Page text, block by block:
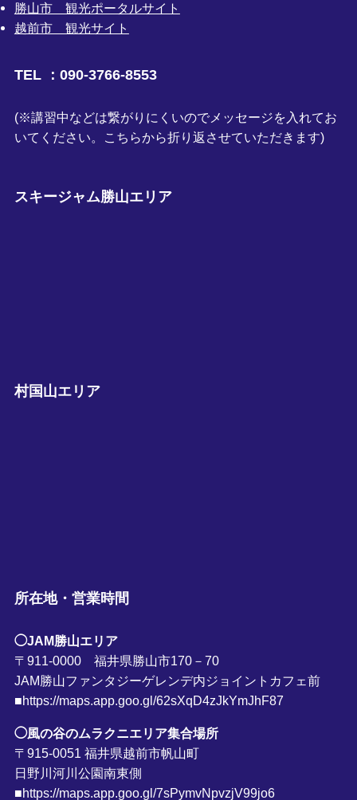
勝山市 観光ポータルサイト
越前市 観光サイト
TEL ：090-3766-8553
(※講習中などは繋がりにくいのでメッセージを入れてお
いてください。こちらから折り返させていただきます)
スキージャム勝山エリア
村国山エリア
所在地・営業時間
◯JAM勝山エリア
〒911-0000 福井県勝山市170－70
JAM勝山ファンタジーゲレンデ内ジョイントカフェ前
■https://maps.app.goo.gl/62sXqD4zJkYmJhF87
◯風の谷のムラクニエリア集合場所
〒915-0051 福井県越前市帆山町
日野川河川公園南東側
■https://maps.app.goo.gl/7sPymvNpvzjV99jo6